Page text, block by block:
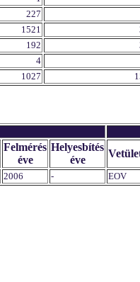
227
1521
192
4
1027
Felmérés
éve
Helyesbítés
éve
2006 - EOV